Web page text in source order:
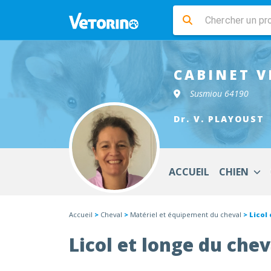
CABINET
Susmiou 64190
Dr. V. PLAYOUST
ACCUEIL CHIEN
Accueil > Cheval > Matériel et équipement du cheval > Licol
Licol et longe du